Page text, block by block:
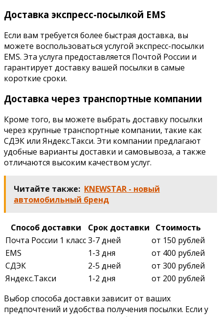
Доставка экспресс-посылкой EMS
Если вам требуется более быстрая доставка, вы
можете воспользоваться услугой экспресс-посылки
EMS. Эта услуга предоставляется Почтой России и
гарантирует доставку вашей посылки в самые
короткие сроки.
Доставка через транспортные компании
Кроме того, вы можете выбрать доставку посылки
через крупные транспортные компании, такие как
СДЭК или Яндекс.Такси. Эти компании предлагают
удобные варианты доставки и самовывоза, а также
отличаются высоким качеством услуг.
Читайте также: KNEWSTAR - новый
автомобильный бренд
Способ доставки Срок доставки
Стоимость
Почта России 1 класс3-7 дней
от 150 рублей
EMS
1-3 дня
от 400 рублей
СДЭК
2-5 дней
от 300 рублей
Яндекс.Такси
1-2 дня
от 200 рублей
Выбор способа доставки зависит от ваших
предпочтений и удобства получения посылки. Если у